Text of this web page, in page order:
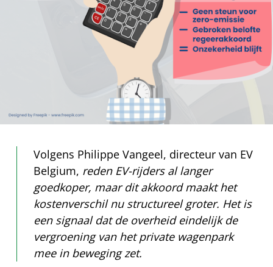
Volgens Philippe Vangeel, directeur van EV
Belgium, reden EV-rijders al langer
goedkoper, maar dit akkoord maakt het
kostenverschil nu structureel groter. Het is
een signaal dat de overheid eindelijk de
vergroening van het private wagenpark
mee in beweging zet.